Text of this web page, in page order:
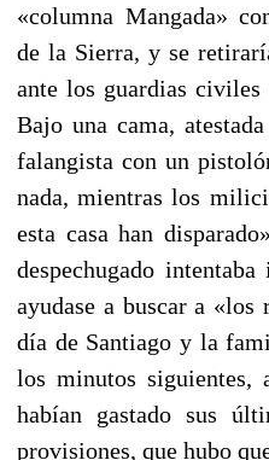
«columna Man­gada»
de la Sierra, y se
ante los guardias civiles
Bajo una cama,
falan­gista con un
nada, mientras los
esta casa han
despechugado
ayudase a buscar a
día de San­tiago y la
los minutos siguientes,
habían gastado sus
provisiones, que hubo